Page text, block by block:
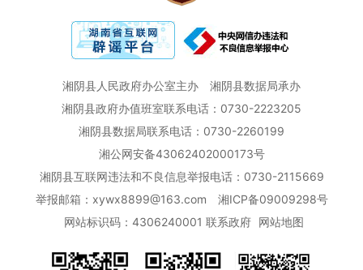
湘阴县人民政府办公室主办
湘阴县数据局承办
湘阴县政府办值班室联系电话：0730-2223205
湘阴县数据局联系电话：0730-2260199
湘公网安备43062402000173号
湘阴县互联网违法和不良信息举报电话：0730-2115669
举报邮箱：xywx8899@163.com
湘ICP备09009298号
网站标识码：4306240001 联系政府 网站地图